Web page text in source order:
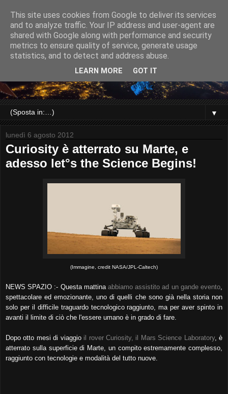
▼
lunedì 6 agosto 2012
Curiosity è atterrato su Marte, e
adesso let°s the Science Begins!
(Immagine, credit NASA/JPL-Caltech)
NEWS SPAZIO :- Questa mattina abbiamo assistito ad un gande evento
spettacolare ed emozionante, uno di quelli che sono già nella storia non
solo per il difficile traguardo tecnologico raggiunto, ma per aver spinto in
avanti il limite di ciò che l'essere umano è in grado di fare.
Dopo otto mesi di viaggio il rover Curiosity, il Mars Science Laboratory, è
atterrato sulla superficie di Marte, un compito estremamente complesso,
raggiunto con tecnologie e modalità del tutto nuove.
This site uses cookies from Google to deliver its services
and to analyze traffic. Your IP address and user-agent are
shared with Google along with performance and security
metrics to ensure quality of service, generate usage
statistics, and to detect and address abuse.
LEARN MORE GOT IT